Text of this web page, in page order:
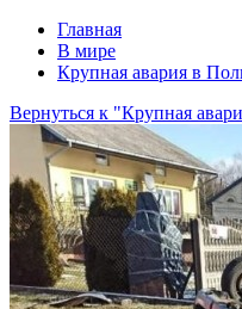
Главная
В мире
Крупная авария в
Вернуться к "Крупная